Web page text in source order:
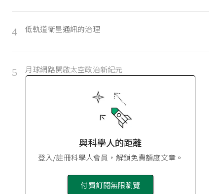
4 低軌道衛星通訊的治理
5 月球網路開啟太空政治新紀元
與科學人的距離
登入/註冊科學人會員，解鎖免費額度文章。
付費訂閱無限瀏覽